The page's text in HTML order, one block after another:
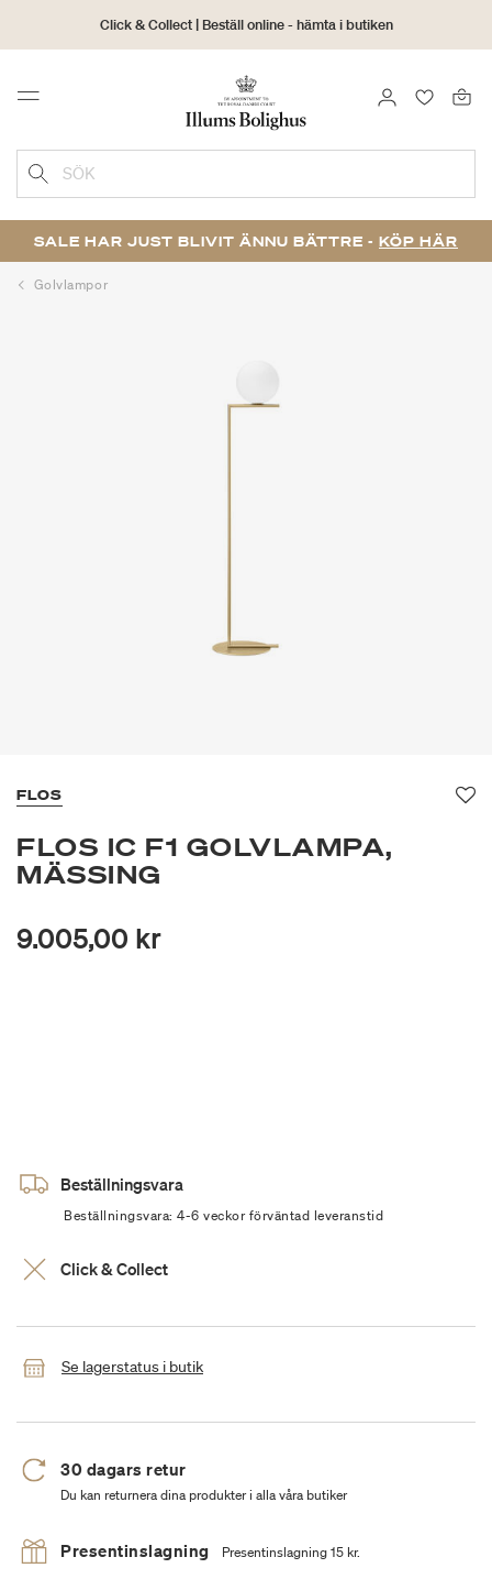
Click & Collect | Beställ online - hämta i butiken
30 dagars returrätt
Menu LOGGA IN
SÖK
SALE HAR JUST BLIVIT ÄNNU BÄTTRE - KÖP HÄR
Golvlampor
FLOS
FLOS IC F1 GOLVLAMPA,
MÄSSING
9.005,00 kr
Beställningsvara
Beställningsvara: 4-6 veckor förväntad leveranstid
Click & Collect
Se lagerstatus i butik
30 dagars retur
Du kan returnera dina produkter i alla våra butiker
Presentinslagning Presentinslagning 15 kr.